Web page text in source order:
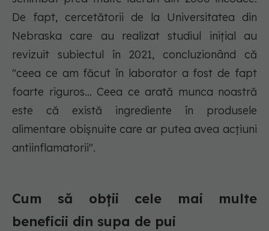
De fapt, cercetătorii de la Universitatea din
Nebraska care au realizat studiul inițial au
revizuit subiectul în 2021, concluzionând că
"ceea ce am făcut în laborator a fost de fapt
foarte riguros... Ceea ce arată munca noastră
este că există ingrediente în produsele
alimentare obișnuite care ar putea avea acțiuni
antiinflamatorii".
Cum să obții cele mai multe
beneficii din supa de pui